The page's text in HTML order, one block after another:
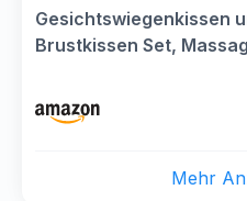
Gesichtswiegenkissen
Brustkissen Set,
Ergonomisches
Beauty Salon SPA
Mehr